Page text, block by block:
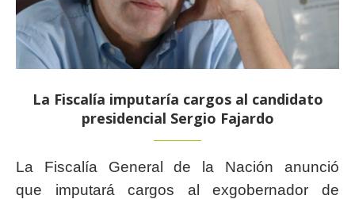
La Fiscalía imputaría cargos al candidato
presidencial Sergio Fajardo
La Fiscalía General de la Nación anunció
que imputará cargos al exgobernador de